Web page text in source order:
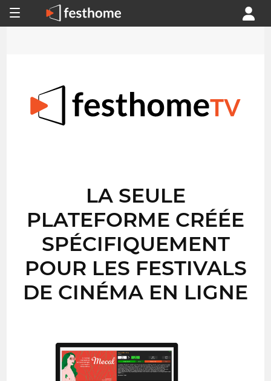
LA SEULE
PLATEFORME CRÉÉE
SPÉCIFIQUEMENT
POUR LES FESTIVALS
DE CINÉMA EN LIGNE